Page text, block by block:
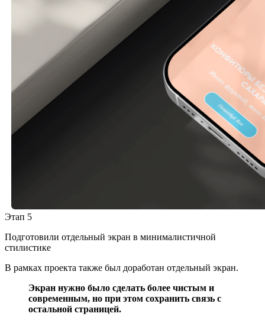
Этап 5
Подготовили отдельный экран в минималистичной
стилистике
В рамках проекта также был доработан отдельный экран.
Экран нужно было сделать более чистым и
современным, но при этом сохранить связь с
остальной страницей.